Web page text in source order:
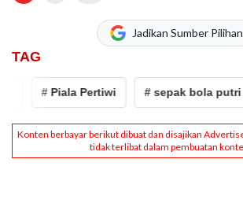
Jadikan Sumber Pilihan
TAG
# Piala Pertiwi # sepak bola putri